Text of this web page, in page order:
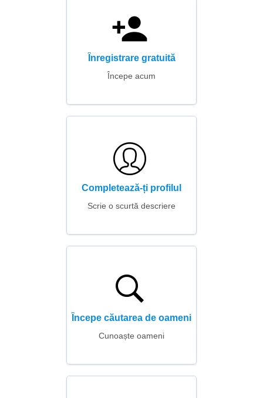
Înregistrare gratuită
Începe acum
Completează-ți profilul
Scrie o scurtă descriere
Începe căutarea de oameni
Cunoaște oameni